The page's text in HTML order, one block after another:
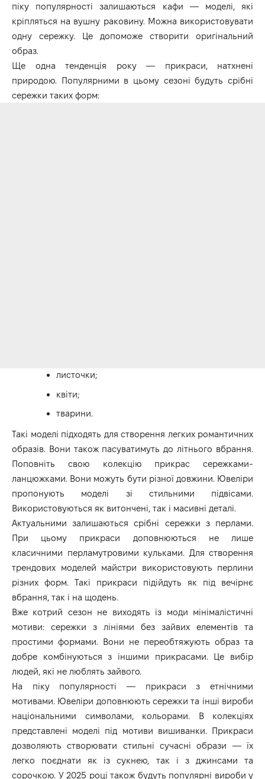
піку популярності залишаються кафи — моделі, які
кріпляться на вушну раковину. Можна використовувати
одну сережку. Це допоможе створити оригінальний
образ.
Ще одна тенденція року — прикраси, натхнені
природою. Популярними в цьому сезоні будуть срібні
сережки таких форм:
листочки;
квіти;
тварини.
Такі моделі підходять для створення легких романтичних
образів. Вони також пасуватимуть до літнього вбрання.
Поповніть свою колекцію прикрас сережками-
ланцюжками. Вони можуть бути різної довжини. Ювеліри
пропонують моделі зі стильними підвісами.
Використовуються як витончені, так і масивні деталі.
Актуальними залишаються срібні сережки з перлами.
При цьому прикраси доповнюються не лише
класичними перламутровими кульками. Для створення
трендових моделей майстри використовують перлини
різних форм. Такі прикраси підійдуть як під вечірнє
вбрання, так і на щодень.
Вже котрий сезон не виходять із моди мінімалістичні
мотиви: сережки з лініями без зайвих елементів та
простими формами. Вони не переобтяжують образ та
добре комбінуються з іншими прикрасами. Це вибір
людей, які не люблять зайвого.
На піку популярності — прикраси з етнічними
мотивами. Ювеліри доповнюють сережки та інші вироби
національними символами, кольорами. В колекціях
представлені моделі під мотиви вишиванки. Прикраси
дозволяють створювати стильні сучасні образи — їх
легко поєднати як із сукнею, так і з джинсами та
сорочкою. У 2025 році також будуть популярні вироби у